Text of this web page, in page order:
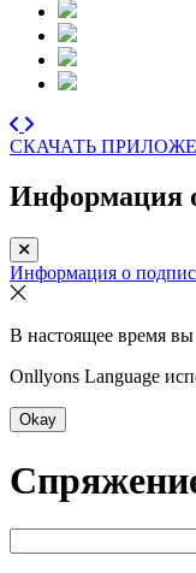
СКАЧАТЬ
Информация
Информация о
В настоящее время вы
Onllyons Language
Okay